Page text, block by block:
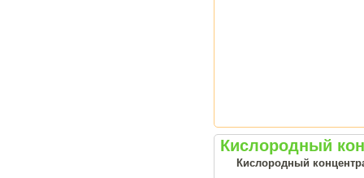
Кислородный
Кислородный